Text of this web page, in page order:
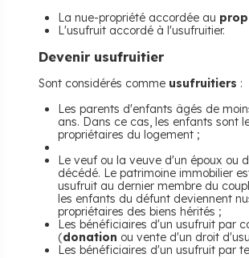
La nue-propriété accordée au
L'usufruit accordé à l'usufruitier.
Devenir usufruitier
Sont considérés comme usufruitiers :
Les parents d'enfants âgés de
ans. Dans ce cas, les enfants sont
propriétaires du logement ;
Le veuf ou la veuve d'un époux ou
décédé. Le patrimoine immobilier
usufruit au dernier membre du
les enfants du défunt deviennent
propriétaires des biens hérités ;
Les bénéficiaires d'un usufruit par
(donation ou vente d'un droit
Les bénéficiaires d'un usufruit par